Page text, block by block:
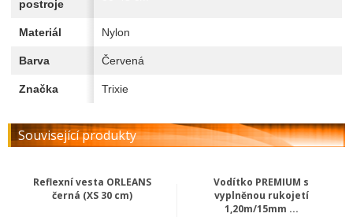
postroje
Materiál Nylon
Barva Červená
Značka Trixie
Související produkty
Reflexní vesta ORLEANS
černá (XS 30 cm)
Vodítko PREMIUM s
vyplněnou rukojetí
1,20m/15mm ...